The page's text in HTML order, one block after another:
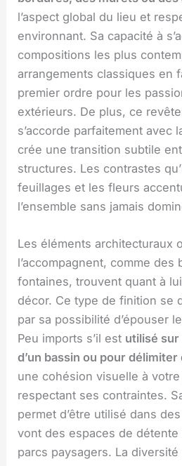
l’aspect global du lieu et
environnant. Sa capacité à
compositions les plus
arrangements classiques en
premier ordre pour les
extérieurs. De plus, ce
s’accorde parfaitement avec
crée une transition subtile
structures. Les contrastes
feuillages et les fleurs
l’ensemble sans jamais
Les éléments architecturaux
l’accompagnent, comme des
fontaines, trouvent quant à
décor. Ce type de finition se
par sa possibilité d’épouser
Peu imports s’il est utilisé
d’un bassin ou pour délimiter
une cohésion visuelle à
respectant ses contraintes.
permet d’être utilisé dans
vont des espaces de détente
parcs paysagers. La